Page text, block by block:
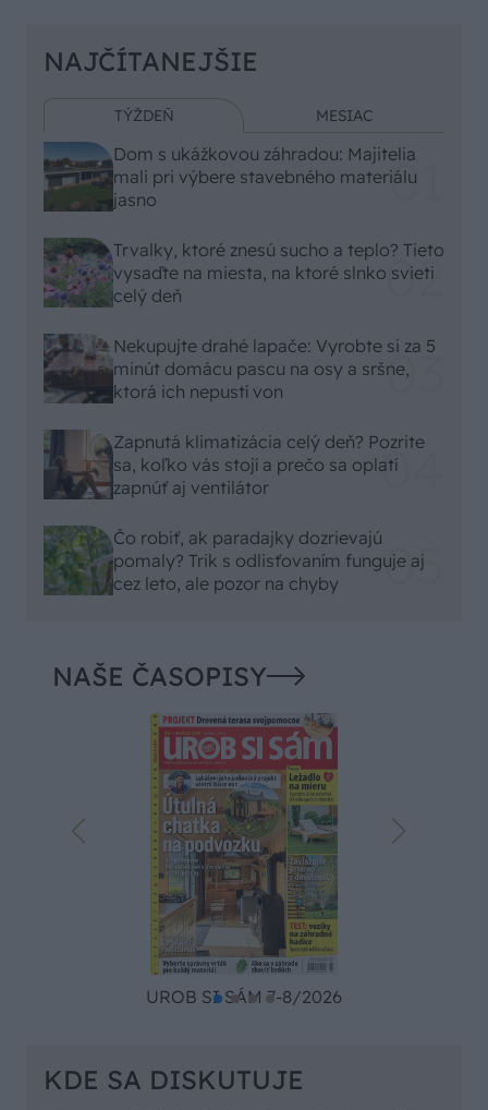
NAJČÍTANEJŠIE
TÝŽDEŇ MESIAC
Dom s ukážkovou záhradou: Majitelia
mali pri výbere stavebného materiálu
jasno
Trvalky, ktoré znesú sucho a teplo? Tieto
vysaďte na miesta, na ktoré slnko svieti
celý deň
Nekupujte drahé lapače: Vyrobte si za 5
minút domácu pascu na osy a sršne,
ktorá ich nepustí von
Zapnutá klimatizácia celý deň? Pozrite
sa, koľko vás stojí a prečo sa oplatí
zapnúť aj ventilátor
Čo robiť, ak paradajky dozrievajú
pomaly? Trik s odlisťovaním funguje aj
cez leto, ale pozor na chyby
NAŠE ČASOPISY
UROB SI SÁM 7-8/2026
KDE SA DISKUTUJE